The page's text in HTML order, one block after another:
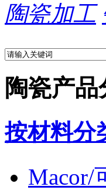
陶瓷加工
陶瓷产品
按材料分
Macor/